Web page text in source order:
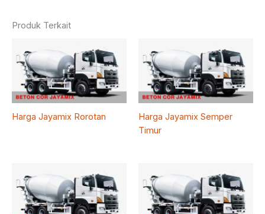
Produk Terkait
Harga Jayamix Rorotan
Harga Jayamix Semper
Timur